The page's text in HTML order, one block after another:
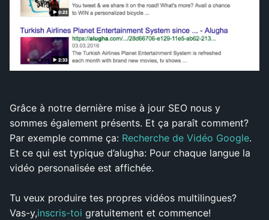
Grâce à notre dernière mise à jour SEO nous y
sommes également présents. Et ça paraît comment?
Par exemple comme ça: Recherche de Vidéo Google.
Et ce qui est typique d’alugha: Pour chaque langue la
vidéo personalisée est affichée.
Tu veux produire tes propres vidéos multilingues?
Vas-y,inscris-toi gratuitement et commence!